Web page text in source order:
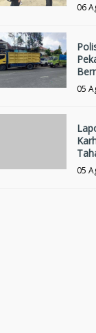
06
05
05